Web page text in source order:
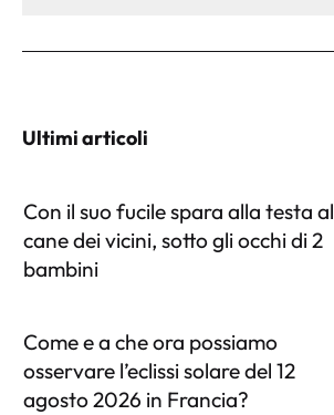
Ultimi articoli
Con il suo fucile spara alla testa al
cane dei vicini, sotto gli occhi di 2
bambini
Come e a che ora possiamo
osservare l’eclissi solare del 12
agosto 2026 in Francia?